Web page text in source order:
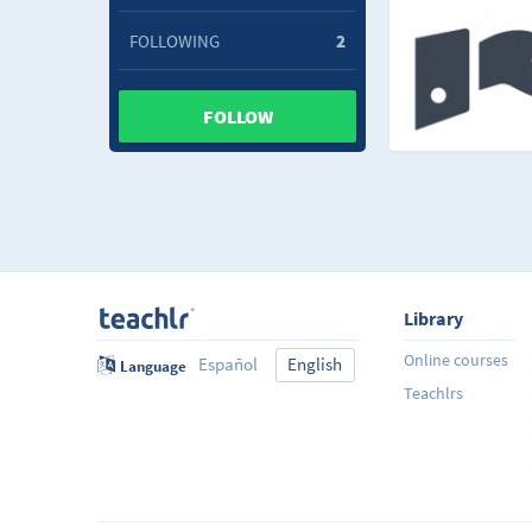
FOLLOWING 2
FOLLOW
Language Español English
Library
Online courses
Teachlrs